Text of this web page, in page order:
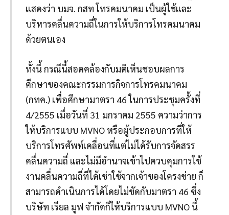
แสดงว่า บมจ. กสท โทรคมนาคม เป็นผู้ใช้และ
บริหารคลื่นความถี่ในการให้บริการโทรคมนาคม
ด้วยตนเอง
ทั้งนี้ กรณีนี้สอดคล้องกับมติเห็นชอบผลการ
ศึกษาของคณะกรรมการกิจการโทรคมนาคม
(กทค.) เพื่อศึกษามาตรา 46 ในการประชุมครั้งที่
4/2555 เมื่อวันที่ 31 มกราคม 2555 ความว่าการ
ให้บริการแบบ MVNO หรือผู้ประกอบการที่ให้
บริการโทรศัพท์เคลื่อนที่แต่ไม่ได้รับการจัดสรร
คลื่นความถี่ และไม่มีอำนาจเข้าไปควบคุมการใช้
งานคลื่นความถี่ที่ได้เช่าใช้จากเจ้าของโครงข่าย ก็
สามารถดำเนินการได้โดยไม่ขัดกับมาตรา 46 ซึ่ง
บริษัท เรียล มูฟ จำกัดก็ให้บริการแบบ MVNO นี้